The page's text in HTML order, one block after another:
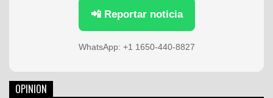
📲 Reportar noticia
WhatsApp: +1 1650-440-8827
OPINION